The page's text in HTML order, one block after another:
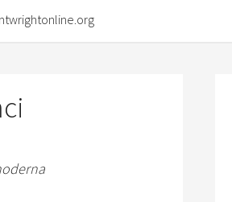
ntwrightonline.org